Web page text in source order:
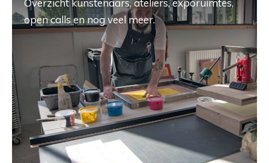
Overzicht kunstenaars, ateliers, exporuimtes,
open calls en nog veel meer.